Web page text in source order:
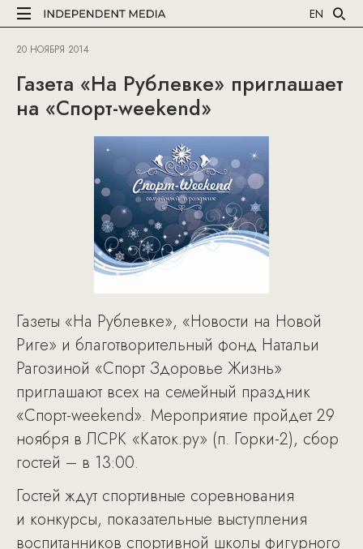
EN
20 НОЯБРЯ 2014
Газета «На Рублевке» приглашает
на «Спорт-weekend»
Газеты «На Рублевке», «Новости на Новой
Риге» и благотворительный фонд Натальи
Рагозиной «Спорт Здоровье Жизнь»
приглашают всех на семейный праздник
«Спорт-weekend». Мероприятие пройдет 29
ноября в ЛСРК «Каток.ру» (п. Горки-2), сбор
гостей – в 13:00.
Гостей ждут спортивные соревнования
и конкурсы, показательные выступления
воспитанников спортивной школы фигурного